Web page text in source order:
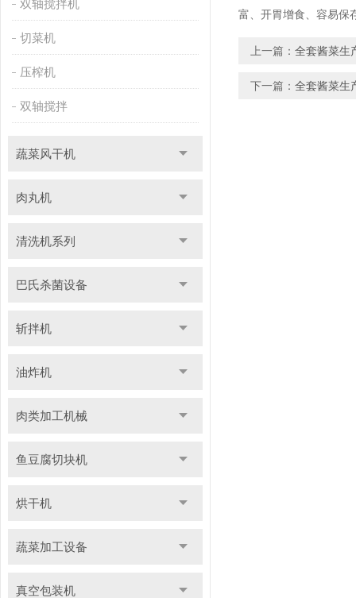
双轴搅拌机
切菜机
压榨机
双轴搅拌
蔬菜风干机
肉丸机
清洗机系列
巴氏杀菌设备
斩拌机
油炸机
肉类加工机械
鱼豆腐切块机
烘干机
蔬菜加工设备
真空包装机
富、开胃增食、容易保
上一篇： 全套酱菜生
下一篇： 全套酱菜生